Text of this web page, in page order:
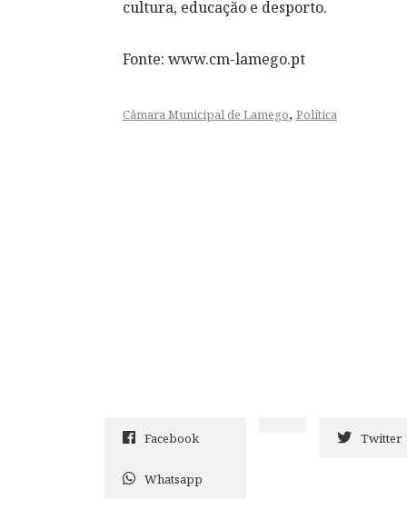
cultura, educação e desporto.
Fonte: www.cm-lamego.pt
Câmara Municipal de Lamego, Política
Facebook Twitter
Whatsapp